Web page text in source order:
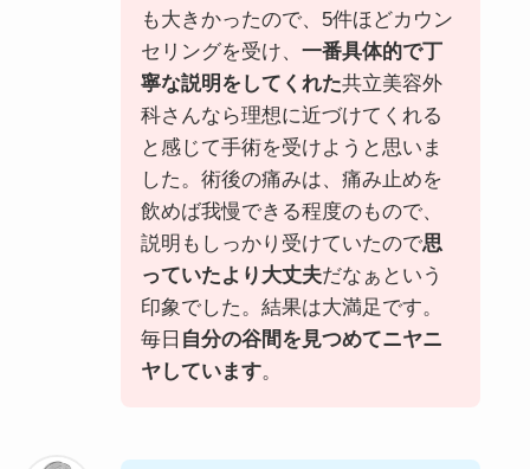
も大きかったので、5件ほどカウン
セリングを受け、 一番具体的で丁
寧な説明をしてくれた共立美容外
科さんなら理想に近づけてくれる
と感じて手術を受けようと思いま
した。術後の痛みは、痛み止めを
飲めば我慢できる程度のもので、
説明もしっかり受けていたので思
っていたより大丈夫だなぁという
印象でした。結果は大満足です。
毎日 自分の谷間を見つめてニヤニ
ヤしています。